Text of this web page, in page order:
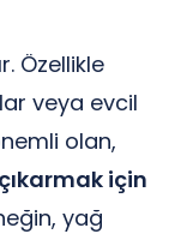
Özellikle
veya evcil
olan,
için
yağ